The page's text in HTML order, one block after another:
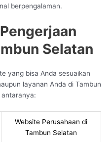
berpengalaman.
Selatan
yang bisa Anda sesuaikan
layanan Anda di Tambun
antaranya:
Website Perusahaan di
Tambun Selatan